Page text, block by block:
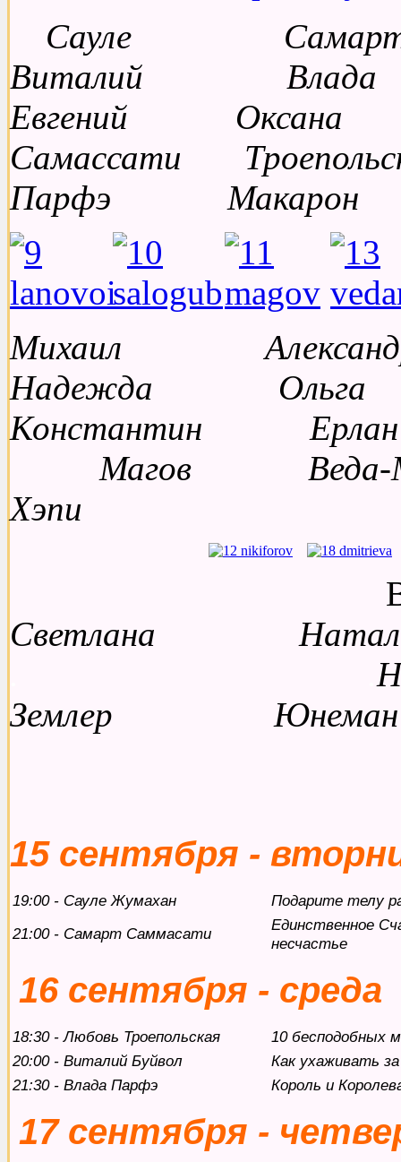
Сауле
Виталий
Евгений
Самассати
Парфэ Макарон
Михаил
Надежда
Константин
Магов
Хэпи
Светлана
Землер Юнеман
15 сентября -
19:00 - Сауле Жумахан
Подарите телу
21:00 - Самарт Саммасати
Единственное
несчастье
16 сентября - среда
18:30 - Любовь Троепольская
10 бесподобных
20:00 - Виталий Буйвол
Как ухаживать
21:30 - Влада Парфэ
Король и
17 сентября -